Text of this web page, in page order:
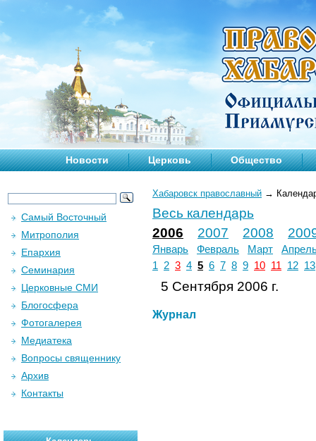
Новости Церковь Общество
Хабаровск православный →
Весь календарь
2006
2007 2008
Январь Февраль Март
1
2 3 4 5 6 7 8 9 10 11 12 13
5 Сентября 2006 г.
Журнал
Самый Восточный
Митрополия
Епархия
Семинария
Церковные СМИ
Блогосфера
Фотогалерея
Медиатека
Вопросы священнику
Архив
Контакты